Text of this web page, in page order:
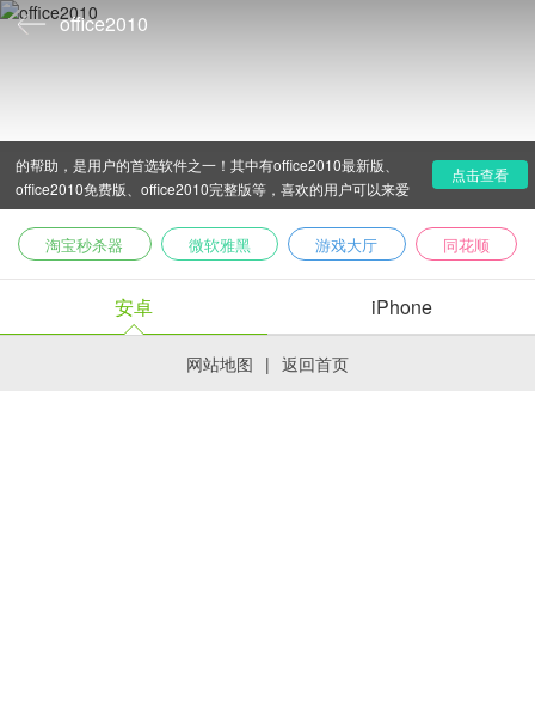
office2010
以office为核心应用产品，在工作和生活中都能为用户带来很多
的帮助，是用户的首选软件之一！其中有office2010最新版、
office2010免费版、office2010完整版等，喜欢的用户可以来爱
吾下载站下载！
点击查看
淘宝秒杀器 微软雅黑 游戏大厅 同花顺
安卓 iPhone
网站地图 | 返回首页